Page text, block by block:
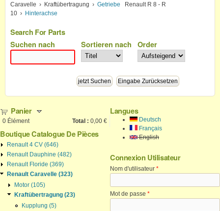
Caravelle › Kraftübertragung › Getriebe
Renault R 8 - R
10 › Hinterachse
Search For Parts
Suchen nach
Sortieren nach Order
Panier
0 Élément Total : 0,00 €
Boutique Catalogue De Pièces
Renault 4 CV (646)
Renault Dauphine (482)
Renault Floride (369)
Renault Caravelle (323)
Motor (105)
Kraftübertragung (23)
Kupplung (5)
Langues
Deutsch
Français
English
Connexion Utilisateur
Nom d'utilisateur *
Mot de passe *